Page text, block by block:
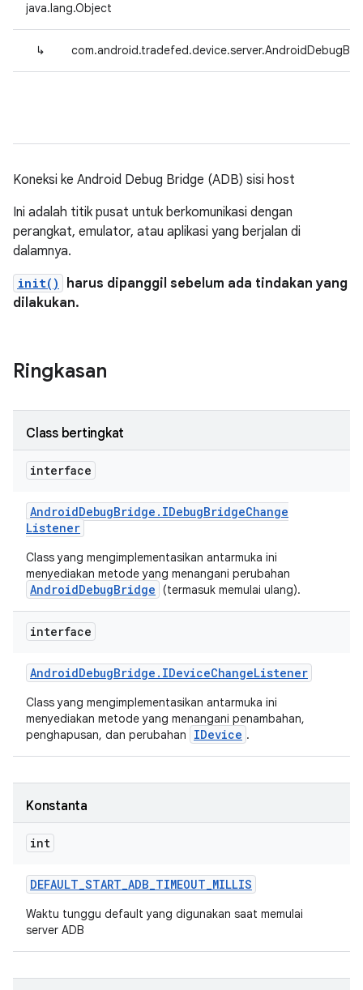
java.lang.Object
↳
Koneksi ke Android Debug Bridge (ADB) sisi host
Ini adalah titik pusat untuk berkomunikasi dengan
perangkat, emulator, atau aplikasi yang berjalan di
dalamnya.
init()
harus dipanggil sebelum ada tindakan yang
dilakukan.
Ringkasan
Class bertingkat
interface
AndroidDebugBridge . IDebugBridgeChange
Listener
Class yang mengimplementasikan antarmuka ini
menyediakan metode yang menangani perubahan
AndroidDebugBridge (termasuk memulai ulang).
interface
AndroidDebugBridge . IDeviceChangeListener
Class yang mengimplementasikan antarmuka ini
menyediakan metode yang menangani penambahan,
penghapusan, dan perubahan
IDevice .
Konstanta
int
DEFAULT_START_ADB_TIMEOUT_MILLIS
Waktu tunggu default yang digunakan saat memulai
server ADB